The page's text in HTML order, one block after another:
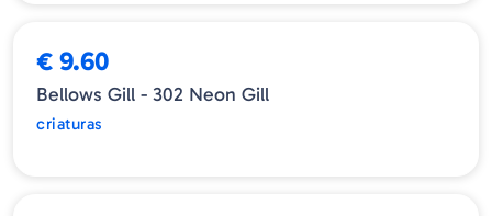
€ 9.60
Bellows Gill - 302 Neon Gill
criaturas